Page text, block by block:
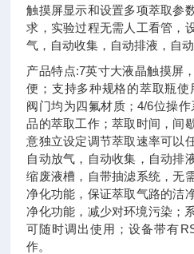
触摸屏显示和设置多项萃取参
求，实验过程无需人工看管，
气，自动收集，自动排液，自动
产品特点:7英寸大液晶触摸屏
便；支持多种规格的萃取瓶使
阀门均为四氟材质；4/6位操
品的萃取工作；萃取时间，间
意独立设定调节萃取速率可以
自动放气，自动收集，自动排
缩废液槽，自带抽滤系统，无
净化功能，保证萃取气路的洁
净化功能，减少对环境污染；
可随时调出使用；设备带有
作。